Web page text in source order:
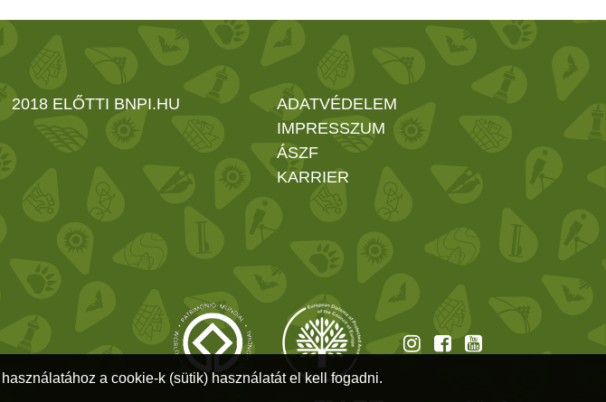
2018 ELŐTTI BNPI.HU
ADATVÉDELEM
IMPRESSZUM
ÁSZF
KARRIER
a cookie-k (sütik) használatát el kell fogadni.